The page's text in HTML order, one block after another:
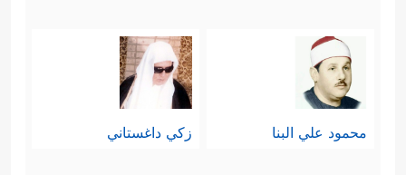
محمود علي البنا زكي داغستاني